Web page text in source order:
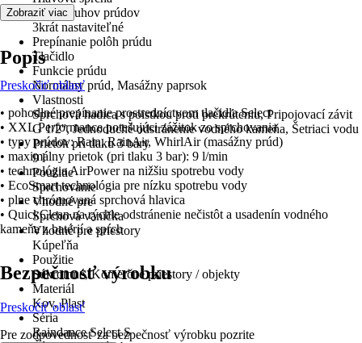
Počet druhov prúdov
3krát nastaviteľné
Prepínanie polôh prúdu
Tlačidlo
Funkcie prúdu
Normálny prúd, Masážny paprsok
Vlastnosti
Sprchová hadica s poistkou proti prekrúteniu, Pripojovací závit
G 1/2'', Jednoduché odstránenie vodného kameňa, Šetriaci vodu
Prietok pri tlaku 3 bary
9 l
Použitie
Sprchovanie
Vhodné pre
Sprchová vanička
Vhodné pre priestory
Kúpeľňa
Použitie
Súkromné, Komerčné priestory / objekty
Materiál
Kov, Plast
Séria
Raindance Select S
Zobraziť viac
Popis
Preskočiť oblasť
• pohodlné prepínanie prostredníctvom tlačidla Select
• XXL Performance potešujúci zážitok zo sprchovania
• typy prúdov: Rain, RainAir, WhirlAir (masážny prúd)
• maximálny prietok (pri tlaku 3 bar): 9 l/min
• technológia AirPower na nižšiu spotrebu vody
• EcoSmart technológia pre nízku spotrebu vody
• plne chrómovaná sprchová hlavica
• QuickClean na rýchle odstránenie nečistôt a usadenín vodného
kameňa z batérií a spŕch
Bezpečnosť výrobku
Preskočiť oblasť
Pre zodpovednosť za bezpečnosť výrobku pozrite